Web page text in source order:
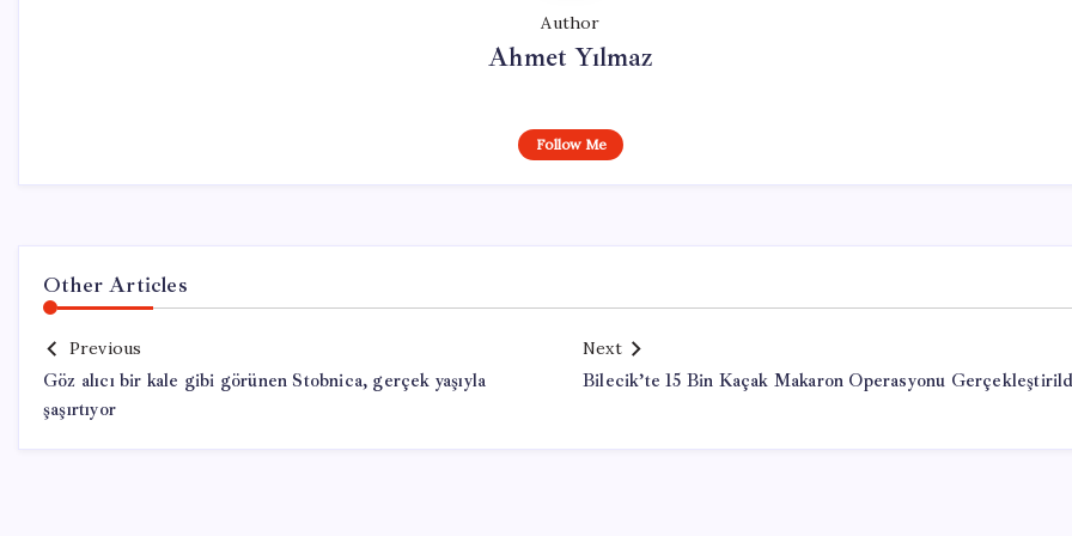
Author
Ahmet Yılmaz
Follow Me
Other Articles
Previous
Göz alıcı bir kale gibi görünen Stobnica, gerçek yaşıyla
şaşırtıyor
Next
Bilecik’te 15 Bin Kaçak Makaron Operasyonu